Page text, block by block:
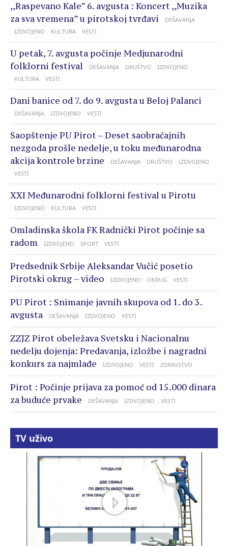
,,Raspevano Kale” 6. avgusta : Koncert ,,Muzika
za sva vremena” u pirotskoj tvrđavi
DEŠAVANJA
IZDVOJENO
KULTURA VESTI
U petak, 7. avgusta počinje Medjunarodni
folklorni festival
DEŠAVANJA DRUŠTVO
IZDVOJENO
KULTURA
VESTI
Dani banice od 7. do 9. avgusta u Beloj Palanci
DEŠAVANJA IZDVOJENO VESTI
Saopštenje PU Pirot – Deset saobraćajnih
nezgoda prošle nedelje, u toku međunarodna
akcija kontrole brzine
DEŠAVANJA DRUŠTVO
IZDVOJENO
VESTI
XXI Međunarodni folklorni festival u Pirotu
IZDVOJENO KULTURA VESTI
Omladinska škola FK Radnički Pirot počinje sa
radom
IZDVOJENO SPORT VESTI
Predsednik Srbije Aleksandar Vučić posetio
Pirotski okrug – video
IZDVOJENO OKRUG VESTI
PU Pirot : Snimanje javnih skupova od 1. do 3.
avgusta
DEŠAVANJA IZDVOJENO VESTI
ZZJZ Pirot obeležava Svetsku i Nacionalnu
nedelju dojenja: Predavanja, izložbe i nagradni
konkurs za najmlađe
IZDVOJENO VESTI ZDRAVSTVO
Pirot : Počinje prijava za pomoć od 15.000 dinara
za buduće prvake
DEŠAVANJA IZDVOJENO VESTI
TV uživo